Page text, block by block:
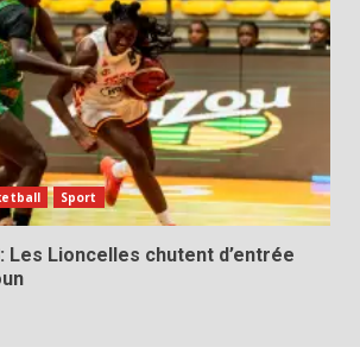
Sport
Les Lioncelles chutent d’entrée